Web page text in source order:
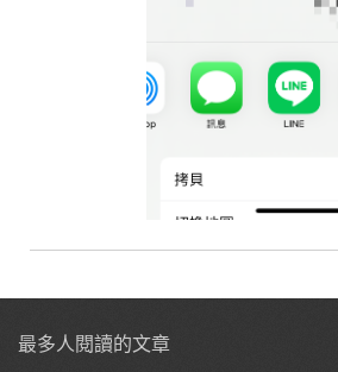
最多人閱讀的文章